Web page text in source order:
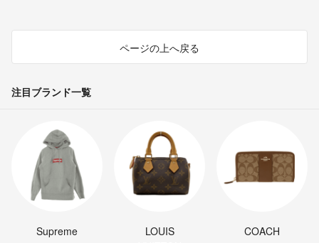
ページの上へ戻る
注目ブランド一覧
Supreme
LOUIS
COACH